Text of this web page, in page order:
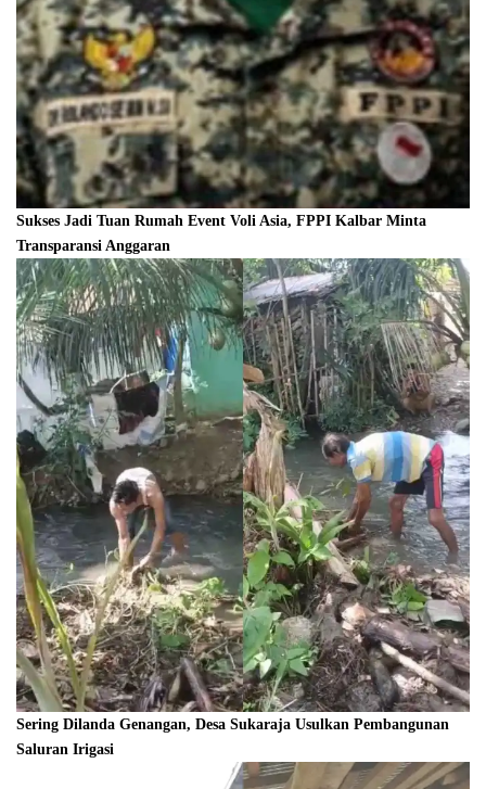
Sukses Jadi Tuan Rumah Event Voli Asia, FPPI Kalbar Minta
Transparansi Anggaran
Sering Dilanda Genangan, Desa Sukaraja Usulkan Pembangunan
Saluran Irigasi